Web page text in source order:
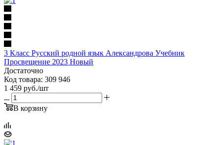
3 Класс Русский родной язык Александрова Учебник
Просвещение 2023 Новый
Достаточно
Код товара: 309 946
1 459 руб./шт
В корзину